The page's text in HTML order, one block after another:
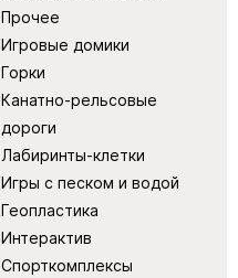
Прочее
Игровые домики
Горки
Канатно-рельсовые
дороги
Лабиринты-клетки
Игры с песком и водой
Геопластика
Интерактив
Спорткомплексы